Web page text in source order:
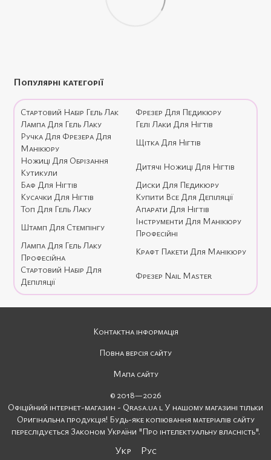
Популярні категорії
Стартовий Набір Гель Лак
Фрезер Для Педикюру
Лампа Для Гель Лаку
Гелі Лаки Для Нігтів
Ручка Для Фрезера Для
Манікюру
Щітка Для Нігтів
Ножиці Для Обрізання
Кутикули
Дитячі Ножиці Для Нігтів
Баф Для Нігтів
Диски Для Педикюру
Кусачки Для Нігтів
Купити Все Для Депіляції
Топ Для Гель Лаку
Апарати Для Нігтів
Штамп Для Стемпінгу
Інструменти Для Манікюру
Професійні
Лампа Для Гель Лаку
Професійна
Крафт Пакети Для Манікюру
Стартовий Набір Для
Депіляції
Фрезер Nail Master
Контактна інформація
Повна версія сайту
Мапа сайту
© 2018—2026
Офіційний інтернет-магазин - Qrasa.ua l У нашому магазині тільки
Оригінальна продукція! Будь-яке копіювання матеріалів сайту
переслідується Законом України "Про інтелектуальну власність".
Укр Рус